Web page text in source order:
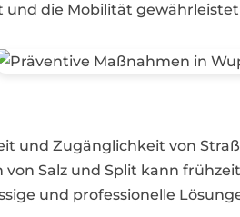
und die Mobilität
und Zugänglichkeit von
Salz und Split kann
und professionelle